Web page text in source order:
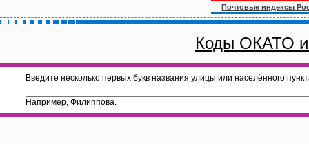
Почтовые индексы
Коды ОКАТО
Введите несколько первых букв названия улицы или населённого
Например, Филиппова.